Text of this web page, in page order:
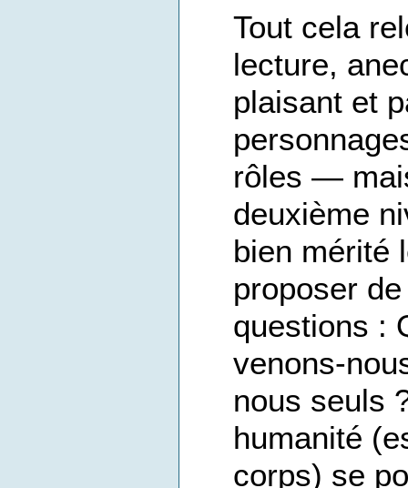
Tout cela
lecture,
plaisant et
rôles —
deuxième
bien mérité
proposer
questions :
venons-
nous seuls
humanité
corps) se